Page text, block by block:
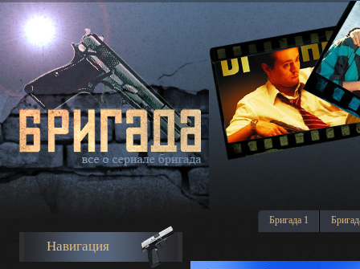
Бригада 1
Навигация